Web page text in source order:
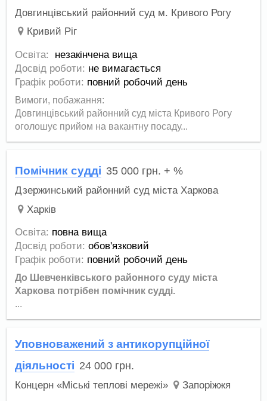
Довгинцівський районний суд м. Кривого Рогу
Кривий Ріг
Освіта:
незакінчена вища
Досвід роботи: не вимагається
Графік роботи: повний робочий день
Вимоги, побажання:
Довгинцівський районний суд міста Кривого Рогу
оголошує прийом на вакантну посаду...
Помічник судді 35 000 грн. + %
Дзержинський районний суд міста Харкова
Харків
Освіта: повна вища
Досвід роботи: обов'язковий
Графік роботи: повний робочий день
До Шевченківського районного суду міста
Харкова потрібен помічник судді.
...
Уповноважений з антикорупційної
діяльності 24 000 грн.
Концерн «Міські теплові мережі» Запоріжжя